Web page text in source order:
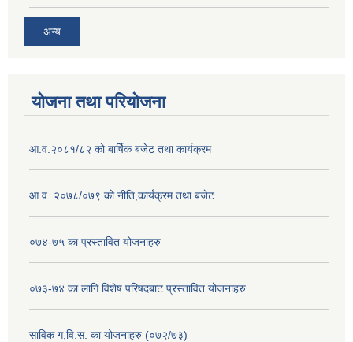
अन्य
योजना तथा परियोजना
आ.व.२०८१/८२ को बार्षिक बजेट तथा कार्यक्रम
आ.व. २०७८/०७९ को नीति,कार्यक्रम तथा बजेट
०७४-७५ का प्रस्तावित योजनाहरु
०७३-७४ का लागि विशेष परिषदबाट प्रस्तावित योजनाहरु
साविक ग,वि.स. का योजनाहरु (०७२/७३)